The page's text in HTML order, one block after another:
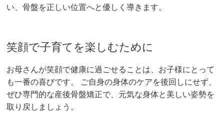
い、骨盤を正しい位置へと優しく導きます。
笑顔で子育てを楽しむために
お母さんが笑顔で健康に過ごせることは、お子様にとって
も一番の喜びです。 ご自身の身体のケアを後回しにせず、
ぜひ専門的な産後骨盤矯正で、元気な身体と美しい姿勢を
取り戻しましょう。